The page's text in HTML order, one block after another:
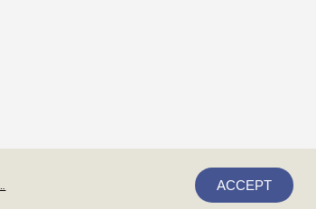
ACCEPT